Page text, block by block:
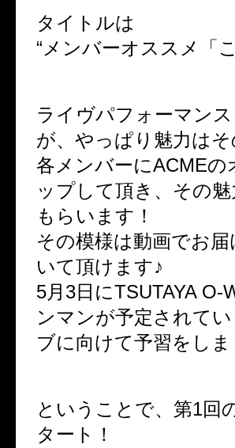
タイトルは
“メンバーオススメ「
ライヴパフォーマン
が、やっぱり魅力はそ
各メンバーにACME
ップして頂き、その
もらいます！
その模様は動画でお
いて頂けます♪
5月3日にTSUTAYA O-
ンマンが予定されて
ブに向けて予習をしま
ということで、第1回
タート！